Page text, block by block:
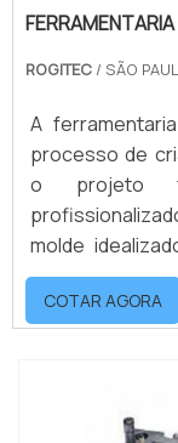
ROGITEC / SÃO
A
processo de
o projeto
molde
origem. Ideal
funções e
formadas por
Tipos de
COTAR AGORA